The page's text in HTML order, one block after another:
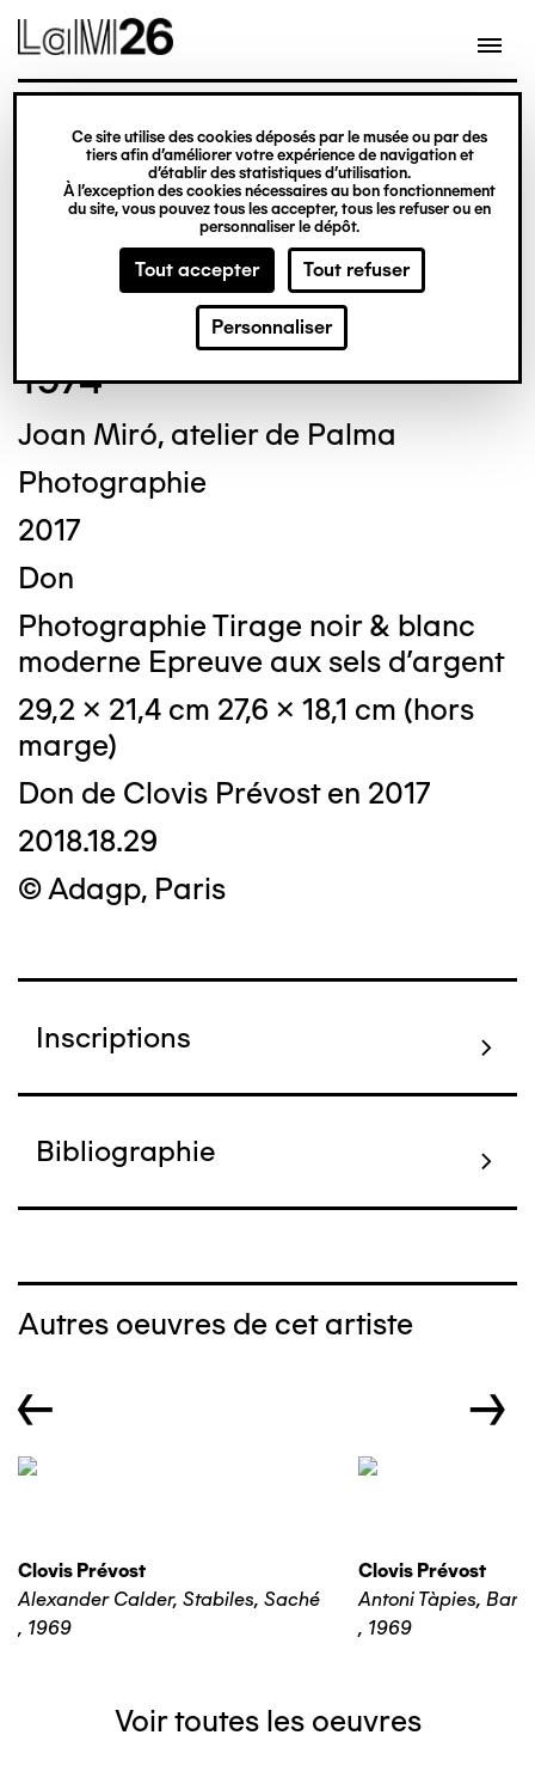
Gestion des cookies
Ce site utilise des cookies déposés par le musée ou par des
tiers afin d’améliorer votre expérience de navigation et
d’établir des statistiques d’utilisation.
À l’exception des cookies nécessaires au bon fonctionnement
du site, vous pouvez tous les accepter, tous les refuser ou en
personnaliser le dépôt.
Tout accepter Tout refuser
Personnaliser
contenu
© Crédit photo : Michel Bourguet
Clovis PRÉVOST
1974
Joan Miró, atelier de Palma
Photographie
2017
Don
Photographie Tirage noir & blanc
moderne Epreuve aux sels d'argent
29,2 x 21,4 cm 27,6 x 18,1 cm (hors
marge)
Don de Clovis Prévost en 2017
2018.18.29
© Adagp, Paris
Inscriptions
Bibliographie
Autres oeuvres de cet artiste
← →
Clovis Prévost
Alexander Calder, Stabiles, Saché
, 1969
Clovis Prévost
Antoni Tàpies,
, 1969
Voir toutes les oeuvres